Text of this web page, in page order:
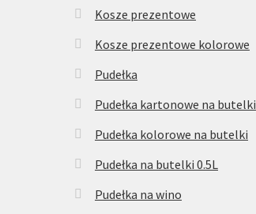
Kosze prezentowe
Kosze prezentowe kolorowe
Pudełka
Pudełka kartonowe na butelki
Pudełka kolorowe na butelki
Pudełka na butelki 0.5L
Pudełka na wino